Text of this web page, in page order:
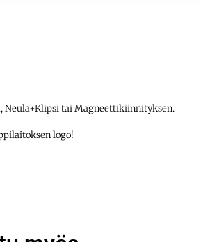
Neula+Klipsi tai Magneettikiinnityksen.
logo!